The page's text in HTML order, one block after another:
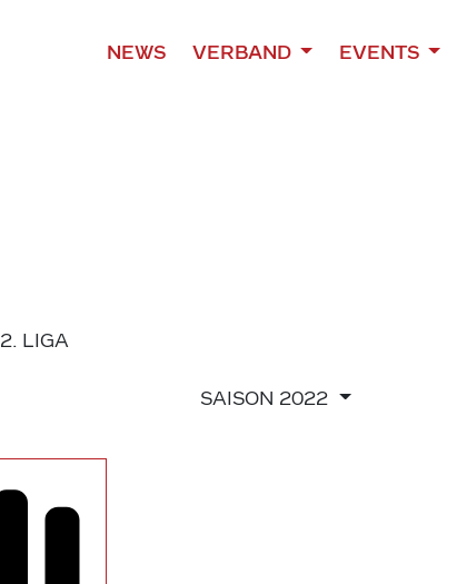
NEWS VERBAND EVENTS
2. LIGA
SAISON 2022